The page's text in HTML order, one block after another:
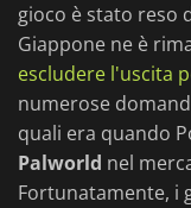
gioco è stato reso
Giappone ne è
escludere l'uscita
numerose
quali era quando
Palworld nel
Fortunatamente, i